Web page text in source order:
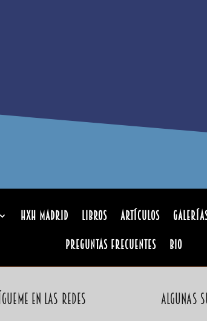
HxH Madrid Libros Artículos
Preguntas Frecuentes
Bio
en las redes Algunas